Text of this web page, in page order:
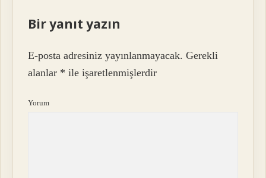
Bir yanıt yazın
E-posta adresiniz yayınlanmayacak. Gerekli
alanlar * ile işaretlenmişlerdir
Yorum